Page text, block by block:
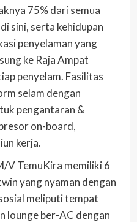
75% dari semua
sini, serta kehidupan
penyelaman yang
ke Raja Ampat
penyelam. Fasilitas
selam dengan
pengantaran &
on-board,
kerja.
V TemuKira memiliki 6
yang nyaman dengan
meliputi tempat
lounge ber-AC dengan